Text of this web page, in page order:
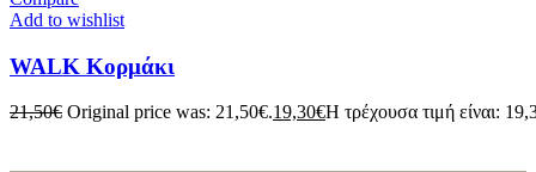
Add to wishlist
WALK Κορμάκι
21,50€ Original price was: 21,50€.19,30€Η τρέχουσα τιμή είναι: